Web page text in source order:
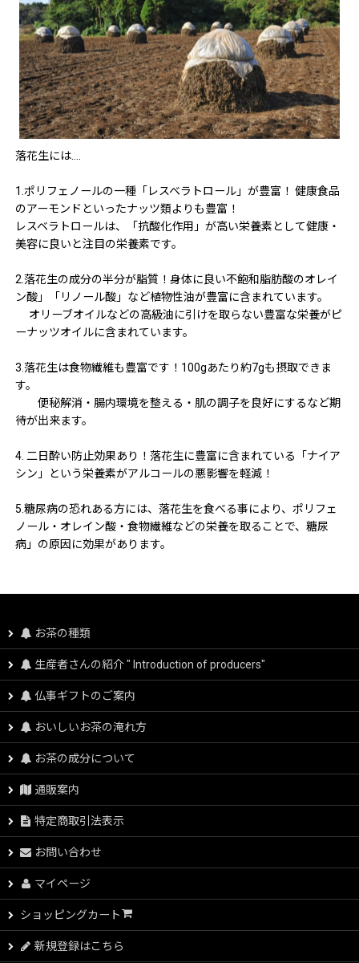
落花生には....
1.ポリフェノールの一種「レスベラトロール」が豊富！ 健康食品
のアーモンドといったナッツ類よりも豊富！
レスベラトロールは、「抗酸化作用」が高い栄養素として健康・
美容に良いと注目の栄養素です。
2.落花生の成分の半分が脂質！身体に良い不飽和脂肪酸のオレイ
ン酸」「リノール酸」など植物性油が豊富に含まれています。
オリーブオイルなどの高級油に引けを取らない豊富な栄養がピ
ーナッツオイルに含まれています。
3.落花生は食物繊維も豊富です！100gあたり約7gも摂取できま
す。
便秘解消・腸内環境を整える・肌の調子を良好にするなど期
待が出来ます。
4. 二日酔い防止効果あり！落花生に豊富に含まれている「ナイア
シン」という栄養素がアルコールの悪影響を軽減！
5.糖尿病の恐れある方には、落花生を食べる事により、ポリフェ
ノール・オレイン酸・食物繊維などの栄養を取ることで、糖尿
病」の原因に効果があります。
お茶の種類
生産者さんの紹介 " Introduction of producers"
仏事ギフトのご案内
おいしいお茶の淹れ方
お茶の成分について
通販案内
特定商取引法表示
お問い合わせ
マイページ
ショッピングカート
新規登録はこちら